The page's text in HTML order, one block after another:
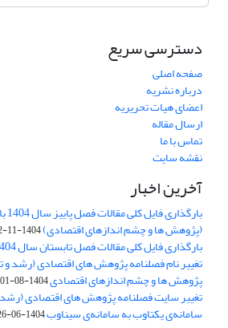
دسترسی سریع
صفحه اصلی
درباره نشریه
اعضای هیات تحریریه
ارسال مقاله
تماس با ما
نقشه سایت
آخرین اخبار
(پژوهش ها و چشم اندازهای اقتصادی)1404-11-12
بارگذاری فایل کلی مقالات فصل تابستان سال 1404
تغییر نام فصلنامه پژوهش های اقتصادی (رشد و
پژوهش ها و چشم اندازهای اقتصادی1404-08-01
تغییر سایت فصلنامه پژوهش های اقتصادی (رشد
سامانه‌ی یکتاوب به سامانه‌ی سیناوب1404-06-26